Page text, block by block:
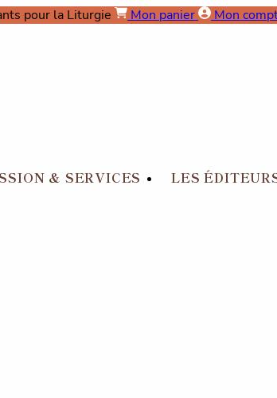
pour la Liturgie Mon panier Mon
& SERVICES LES